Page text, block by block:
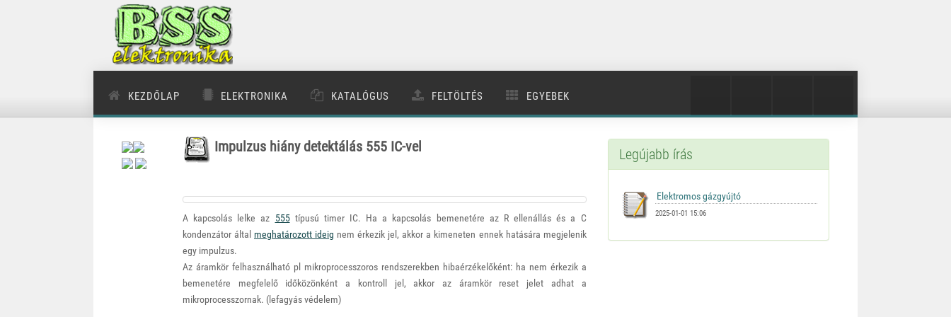
KEZDŐLAP ELEKTRONIKA KATALÓGUS FELTÖLTÉS EGYEBEK
Impulzus hiány detektálás 555 IC-vel
A kapcsolás lelke az 555típusú timer IC. Ha a kapcsolás bemenetére az R ellenállás és a C
kondenzátor által meghatározott ideig nem érkezik jel, akkor a kimeneten ennek hatására megjelenik
egy impulzus.
Az áramkör felhasználható pl mikroprocesszoros rendszerekben hibaérzékelőként: ha nem érkezik a
bemenetére megfelelő időközönként a kontroll jel, akkor az áramkör reset jelet adhat a
mikroprocesszornak. (lefagyás védelem)
Legújabb írás
2025-01-01 15:06